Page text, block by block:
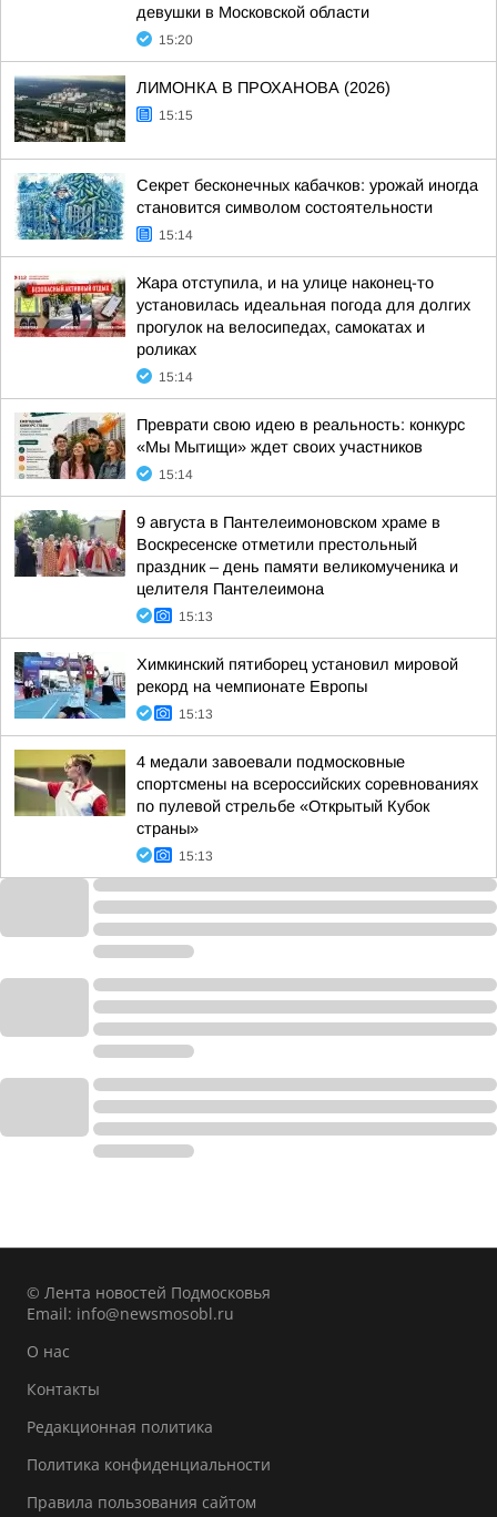
девушки в Московской области
15:20
ЛИМОНКА В ПРОХАНОВА (2026)
15:15
Секрет бесконечных кабачков: урожай иногда
становится символом состоятельности
15:14
Жара отступила, и на улице наконец-то
установилась идеальная погода для долгих
прогулок на велосипедах, самокатах и
роликах
15:14
Преврати свою идею в реальность: конкурс
«Мы Мытищи» ждет своих участников
15:14
9 августа в Пантелеимоновском храме в
Воскресенске отметили престольный
праздник – день памяти великомученика и
целителя Пантелеимона
15:13
Химкинский пятиборец установил мировой
рекорд на чемпионате Европы
15:13
4 медали завоевали подмосковные
спортсмены на всероссийских соревнованиях
по пулевой стрельбе «Открытый Кубок
страны»
15:13
© Лента новостей Подмосковья
Email: info@newsmosobl.ru
О нас
Контакты
Редакционная политика
Политика конфиденциальности
Правила пользования сайтом